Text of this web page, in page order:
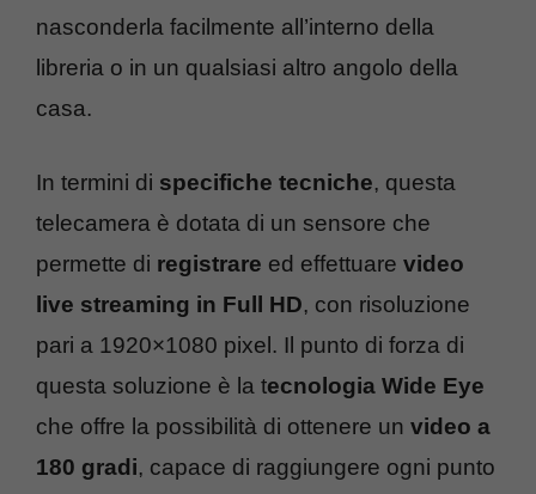
nasconderla facilmente all’interno della
libreria o in un qualsiasi altro angolo della
casa.
In termini di specifiche tecniche, questa
telecamera è dotata di un sensore che
permette di registrare ed effettuare video
live streaming in Full HD, con risoluzione
pari a 1920×1080 pixel. Il punto di forza di
questa soluzione è la tecnologia Wide Eye
che offre la possibilità di ottenere un video a
180 gradi, capace di raggiungere ogni punto